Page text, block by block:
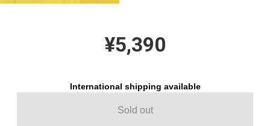
¥5,390
International shipping available
Sold out